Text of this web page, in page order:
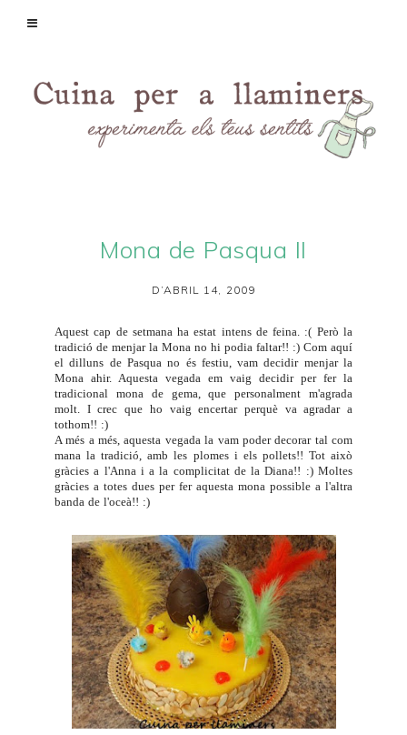
Mona de Pasqua II
D’ABRIL 14, 2009
Aquest cap de setmana ha estat intens de feina. :( Però la
tradició de menjar la Mona no hi podia faltar!! :) Com aquí
el dilluns de Pasqua no és festiu, vam decidir menjar la
Mona ahir. Aquesta vegada em vaig decidir per fer la
tradicional mona de gema, que personalment m'agrada
molt. I crec que ho vaig encertar perquè va agradar a
tothom!! :)
A més a més, aquesta vegada la vam poder decorar tal com
mana la tradició, amb les plomes i els pollets!! Tot això
gràcies a l'Anna i a la complicitat de laDiana!! :) Moltes
gràcies a totes dues per fer aquesta mona possible a l'altra
banda de l'oceà!! :)